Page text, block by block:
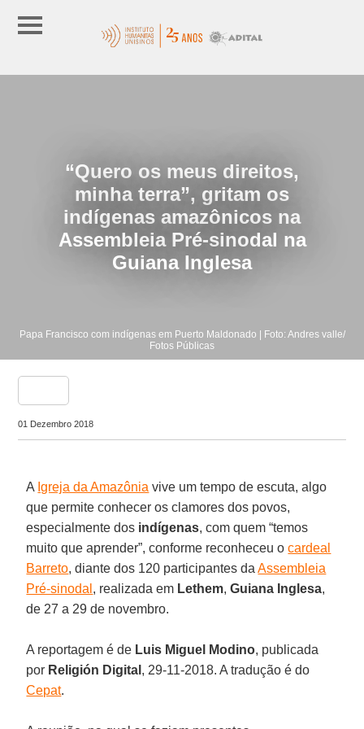
“Quero os meus direitos,
minha terra”, gritam os
indígenas amazônicos na
Assembleia Pré-sinodal na
Guiana Inglesa
Papa Francisco com indígenas em Puerto Maldonado | Foto: Andres valle/
Fotos Públicas
01 Dezembro 2018
A Igreja da Amazônia vive um tempo de escuta, algo
que permite conhecer os clamores dos povos,
especialmente dos indígenas, com quem “temos
muito que aprender”, conforme reconheceu ocardeal
Barreto, diante dos 120 participantes daAssembleia
Pré-sinodal , realizada em Lethem,Guiana Inglesa,
de 27 a 29 de novembro.
A reportagem é de Luis Miguel Modino, publicada
por Religión Digital , 29-11-2018. A tradução é do
Cepat.